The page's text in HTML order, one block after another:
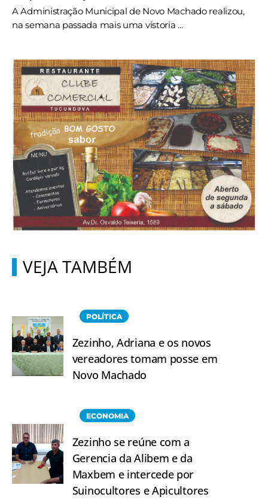
A Administração Municipal de Novo Machado realizou,
na semana passada mais uma vistoria ...
VEJA TAMBÉM
POLÍTICA
Zezinho, Adriana e os novos
vereadores tomam posse em
Novo Machado
ECONOMIA
Zezinho se reúne com a
Gerencia da Alibem e da
Maxbem e intercede por
Suinocultores e Apicultores